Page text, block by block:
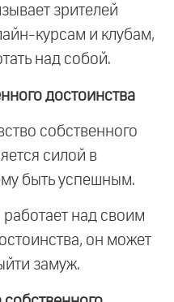
зрителей
курсам и клубам,
над собой.
достоинства
собственного
силой в
быть успешным.
работает над своим
он может
замуж.